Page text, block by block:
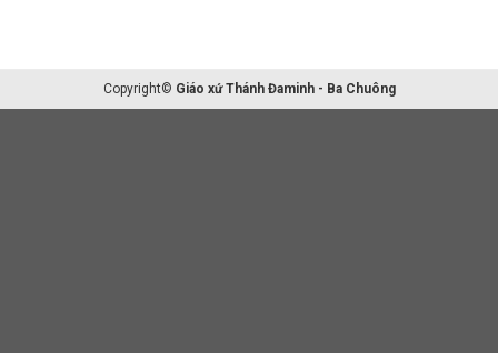
Copyright© Giáo xứ Thánh Đaminh - Ba Chuông